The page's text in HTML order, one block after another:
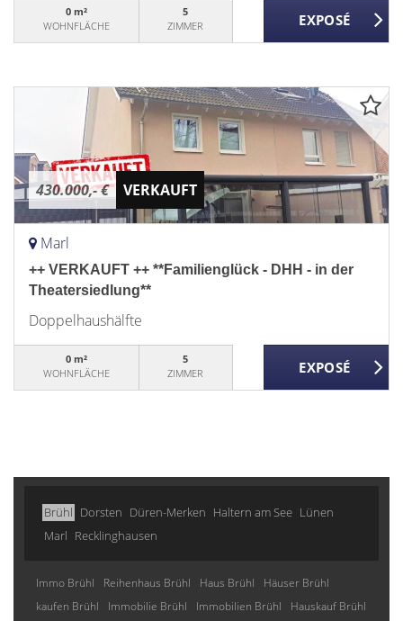
0 m²
WOHNFLÄCHE
5
ZIMMER
430.000,- € VERKAUFT
Marl
++ VERKAUFT ++ **Familienglück - DHH - in der
Theatersiedlung**
Doppelhaushälfte
0 m²
WOHNFLÄCHE
5
ZIMMER
Brühl Dorsten Düren-Merken Haltern am See Lünen
Marl Recklinghausen
Immo Brühl Reihenhaus Brühl Haus Brühl
Häuser Brühl
kaufen Brühl
Immobilie Brühl Immobilien Brühl Hauskauf Brühl